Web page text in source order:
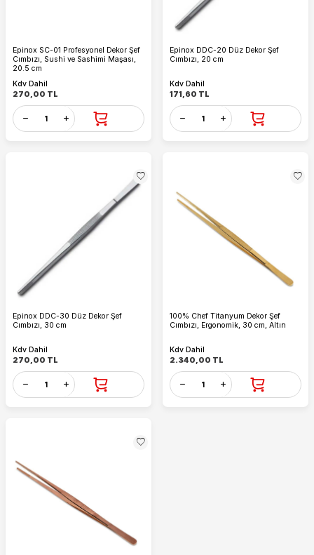
Epinox SC-01 Profesyonel Dekor Şef
Cımbızı, Sushi ve Sashimi Maşası,
20.5 cm
Kdv Dahil
270,00 TL
Epinox DDC-20 Düz Dekor Şef
Cımbızı, 20 cm
Kdv Dahil
171,60 TL
Epinox DDC-30 Düz Dekor Şef
Cımbızı, 30 cm
Kdv Dahil
270,00 TL
100% Chef Titanyum Dekor Şef
Cımbızı, Ergonomik, 30 cm, Altın
Kdv Dahil
2.340,00 TL